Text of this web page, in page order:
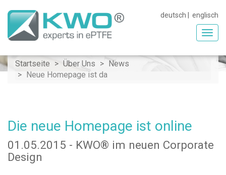
deutsch englisch
Startseite Über Uns
News
Neue Homepage ist da
Die neue Homepage ist online
01.05.2015 - KWO® im neuen Corporate
Design